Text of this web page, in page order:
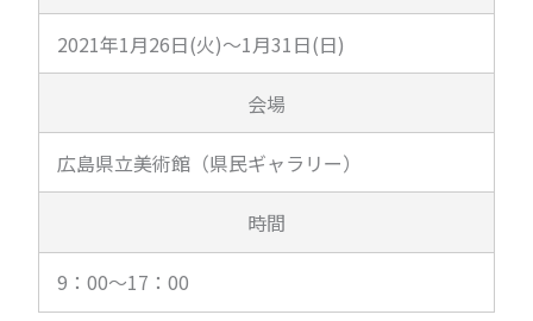
2021年1月26日(火)～1月31日(日)
会場
広島県立美術館（県民ギャラリー）
時間
9：00～17：00